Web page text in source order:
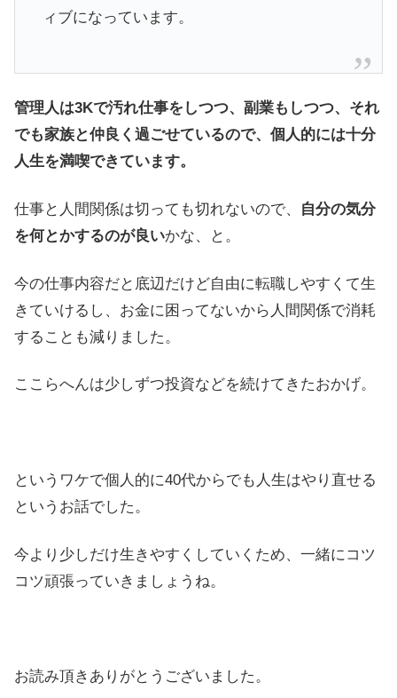
ィブになっています。
管理人は3Kで汚れ仕事をしつつ、副業もしつつ、それ
でも家族と仲良く過ごせているので、個人的には十分
人生を満喫できています。
仕事と人間関係は切っても切れないので、
自分の気分
を何とかするのが良いかな、と。
今の仕事内容だと底辺だけど自由に転職しやすくて生
きていけるし、お金に困ってないから人間関係で消耗
することも減りました。
ここらへんは少しずつ投資などを続けてきたおかげ。
というワケで個人的に40代からでも人生はやり直せる
というお話でした。
今より少しだけ生きやすくしていくため、一緒にコツ
コツ頑張っていきましょうね。
お読み頂きありがとうございました。